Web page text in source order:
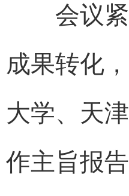
会议紧
成果转化
大学、天
作主旨报